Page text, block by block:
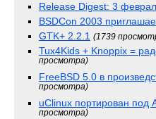
Release Digest: 3
BSDCon 2003
GTK+ 2.2.1 (1739
Tux4Kids + Knoppix =
просмотра)
FreeBSD 5.0 в
просмотра)
uClinux портирован под
просмотра)